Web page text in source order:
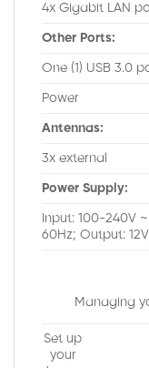
4x Gigabit LAN
Other Ports:
One (1) USB 3.0
Power
Antennas:
3x external
Power Supply:
Input: 100-240V
60Hz; Output:
Managing
Set up
your